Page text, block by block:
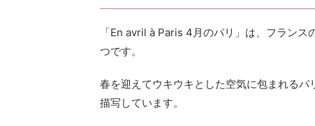
「En avril à Paris 4月のパリ」は、フラン
つです。
春を迎えてウキウキとした空気に包まれる
描写しています。